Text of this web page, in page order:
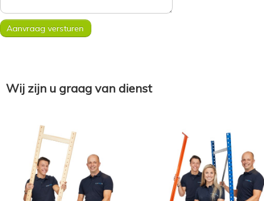
Wij zijn u graag van dienst